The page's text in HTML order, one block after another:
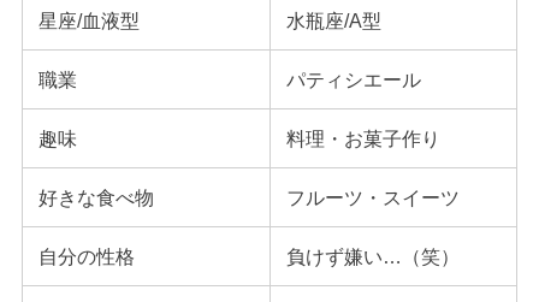
星座/血液型 水瓶座/A型
職業 パティシエール
趣味 料理・お菓子作り
好きな食べ物 フルーツ・スイーツ
自分の性格 負けず嫌い…（笑）